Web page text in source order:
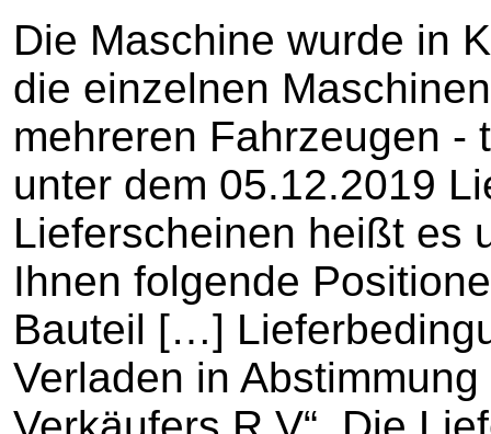
Die Maschine wurde in
die einzelnen
mehreren Fahrzeugen -
unter dem 05.12.2019
Lieferscheinen heißt es
Ihnen folgende
Bauteil […]
Verladen in